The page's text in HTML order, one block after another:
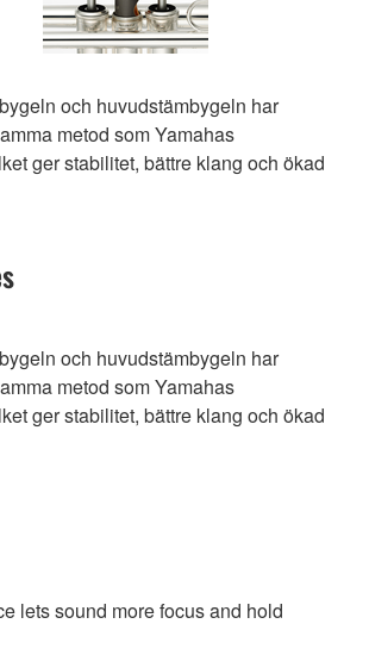
och huvudstämbygeln har
metod som Yamahas
ger stabilitet, bättre klang och ökad
och huvudstämbygeln har
metod som Yamahas
ger stabilitet, bättre klang och ökad
lets sound more focus and hold